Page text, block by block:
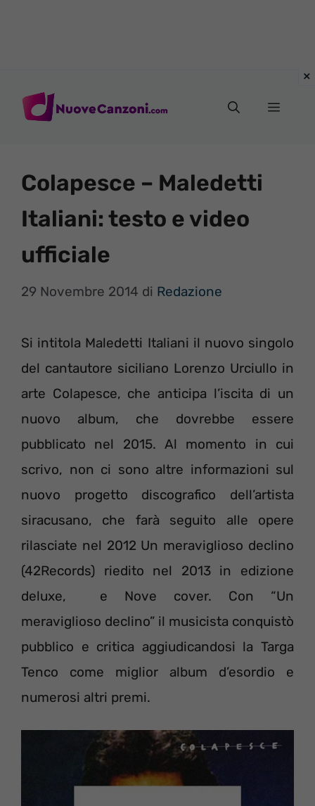
Menu
Colapesce – Maledetti
Italiani: testo e video
ufficiale
29 Novembre 2014 di Redazione
Si intitola Maledetti Italiani il nuovo singolo
del cantautore siciliano Lorenzo Urciullo in
arte Colapesce, che anticipa l’iscita di un
nuovo album, che dovrebbe essere
pubblicato nel 2015. Al momento in cui
scrivo, non ci sono altre informazioni sul
nuovo progetto discografico dell’artista
siracusano, che farà seguito alle opere
rilasciate nel 2012 Un meraviglioso declino
(42Records) riedito nel 2013 in edizione
deluxe, e Nove cover. Con “Un
meraviglioso declino” il musicista conquistò
pubblico e critica aggiudicandosi la Targa
Tenco come miglior album d’esordio e
numerosi altri premi.